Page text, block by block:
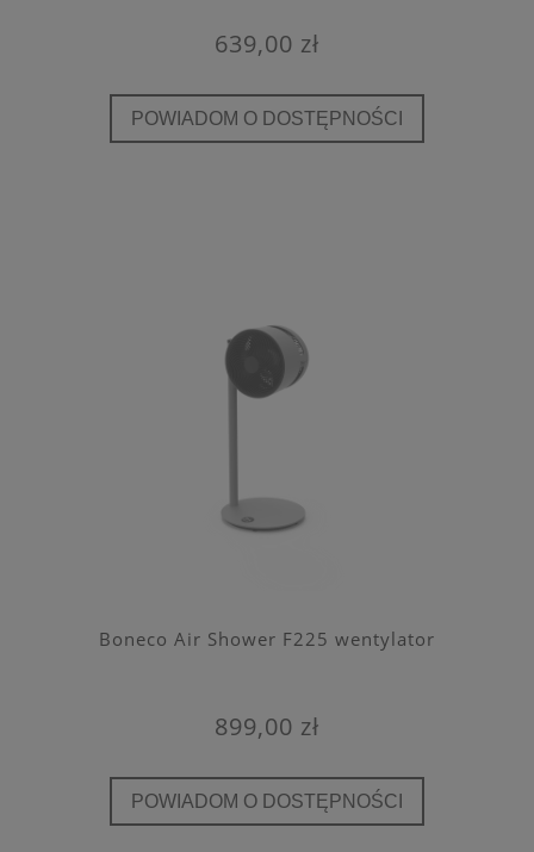
639,00 zł
POWIADOM O DOSTĘPNOŚCI
Boneco Air Shower F225 wentylator
899,00 zł
POWIADOM O DOSTĘPNOŚCI